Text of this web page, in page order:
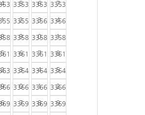
4 5 6 7
1
3353
2
3353
3
3353
4
8
3355
9
3356
0
3356
1
5
3358
6
3358
7
3358
8
2
3361
3
3361
4
3361
5
9
3364
0
3364
1
3364
2
6
3366
7
3366
8
3366
9
3369 3369 3369